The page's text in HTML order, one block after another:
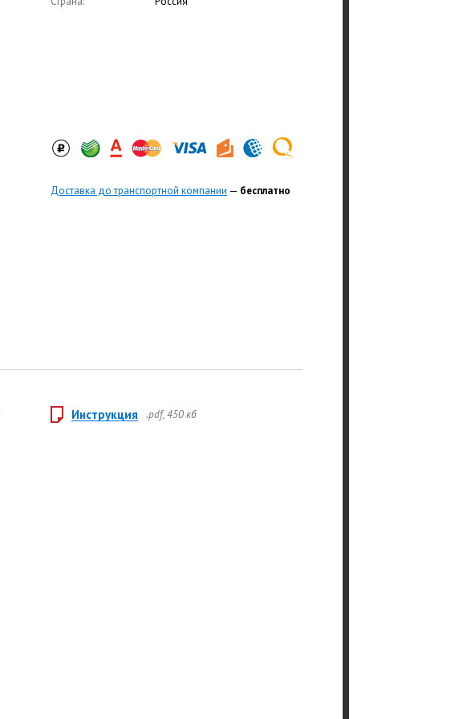
Доставка до транспортной компании — бесплатно
Инструкция .pdf, 450 кб